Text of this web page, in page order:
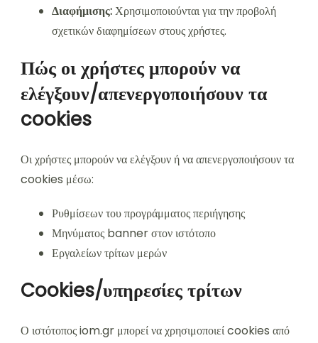
Διαφήμισης:Χρησιμοποιούνται για την προβολή
σχετικών διαφημίσεων στους χρήστες.
Πώς οι χρήστες μπορούν να
ελέγξουν/απενεργοποιήσουν τα
cookies
Οι χρήστες μπορούν να ελέγξουν ή να απενεργοποιήσουν τα
cookies μέσω:
Ρυθμίσεων του προγράμματος περιήγησης
Μηνύματος banner στον ιστότοπο
Εργαλείων τρίτων μερών
Cookies/υπηρεσίες τρίτων
Ο ιστότοπος iom.gr μπορεί να χρησιμοποιεί cookies από